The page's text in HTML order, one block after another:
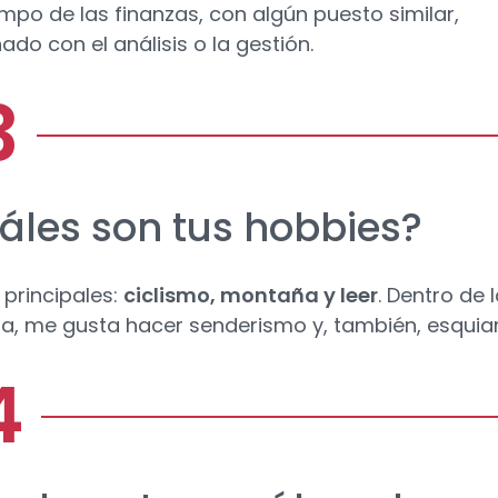
de las finanzas, con algún puesto similar,
con el análisis o la gestión.
son tus hobbies?
ciclismo, montaña y leer. Dentro de
me gusta hacer senderismo y, también,